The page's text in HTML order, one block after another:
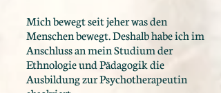
Mich bewegt seit jeher was den
Menschen bewegt. Deshalb habe ich im
Anschluss an mein Studium der
Ethnologie und Pädagogik die
Ausbildung zur Psychotherapeutin